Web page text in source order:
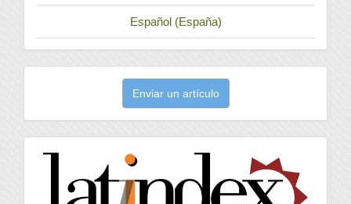
Español (España)
artículo
Enviar un artículo
latindex